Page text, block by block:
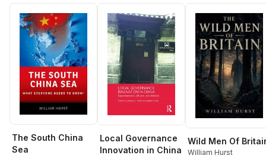
The South China
Sea
Local Governance
Innovation in China
Wild Men Of
William Hurst